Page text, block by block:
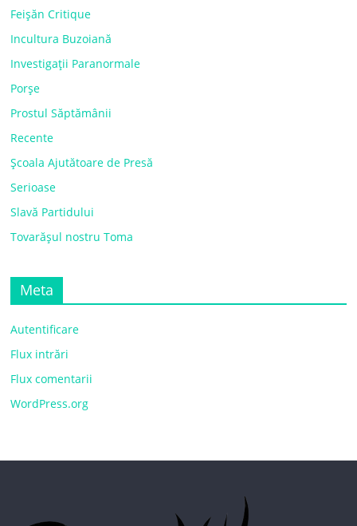
Feișăn Critique
Incultura Buzoiană
Investigații Paranormale
Porșe
Prostul Săptămânii
Recente
Școala Ajutătoare de Presă
Serioase
Slavă Partidului
Tovarășul nostru Toma
Meta
Autentificare
Flux intrări
Flux comentarii
WordPress.org